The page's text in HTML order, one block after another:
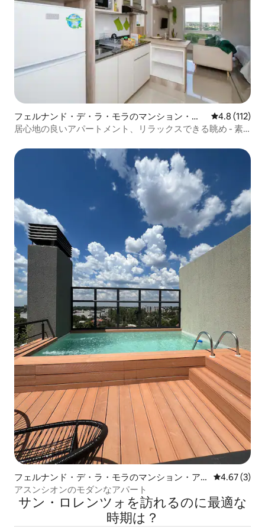
フェルナンド・デ・ラ・モラのマンション・ア
パート
レビュー112
4.8 (112)
居心地の良いアパートメント、リラックスできる眺め - 素
フェルナンド・デ・ラ・モラのマンション・ア
パート
レビュー3
4.67 (3)
アスンシオンのモダンなアパート
サン・ロレンツォを訪⁠れ⁠るの⁠に最⁠適⁠な
時⁠期⁠は⁠？